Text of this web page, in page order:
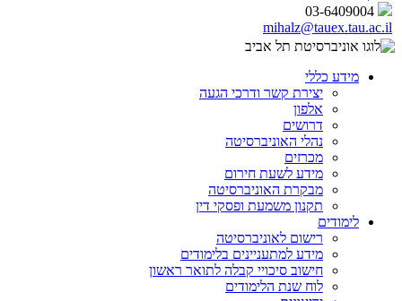
mihalz@tauex.tau.ac.il
מידע כללי
יצירת קשר ודרכי הגעה
אלפון
דרושים
נהלי האוניברסיטה
מכרזים
מידע לשעת חירום
מבקרת האוניברסיטה
תקנון משמעת ופסקי דין
לימודים
רישום לאוניברסיטה
מידע למתעניינים בלימודים
חישוב סיכויי קבלה לתואר ראשון
לוח שנת הלימודים